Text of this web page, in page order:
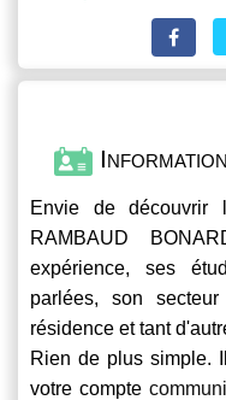
Envie de découvrir
RAMBAUD
expérience, ses
parlées, son
résidence et tant
Rien de plus simple.
votre compte